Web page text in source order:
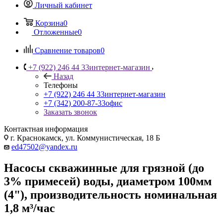
Личный кабинет
Корзина0
Отложенные0
Сравнение товаров0
+7 (922) 246 44 33интернет-магазин
Назад
Телефоны
+7 (922) 246 44 33интернет-магазин
+7 (342) 200-87-33офис
Заказать звонок
Контактная информация
г. Краснокамск, ул. Коммунистическая, 18 Б
ed47502@yandex.ru
Насосы скважинные для грязной (до
3% примесей) воды, диаметром 100мм
(4"), производительность номинальная
1,8 м³/час